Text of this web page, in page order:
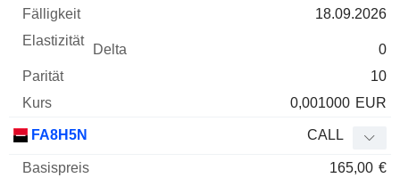
18.09.2026
0
10
0,001000 EUR
FA8H5N CALL
165,00 €